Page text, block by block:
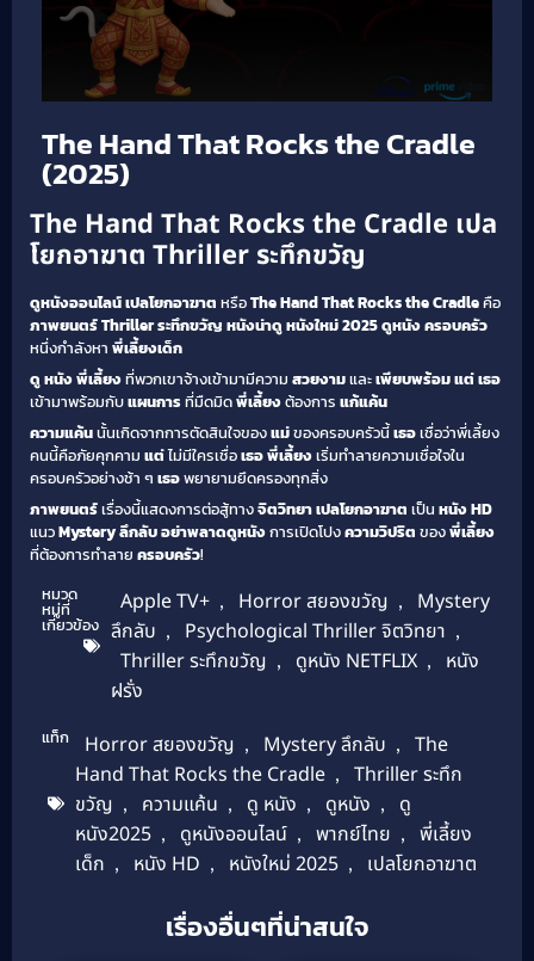
The Hand That Rocks the Cradle
(2025)
The Hand That Rocks the Cradle เปล
โยกอาฆาต Thriller ระทึกขวัญ
ดูหนังออนไลน์ เปลโยกอาฆาต หรือThe Hand That Rocks the Cradleคือ
ภาพยนตร์Thriller ระทึกขวัญ หนังน่าดูหนังใหม่ 2025ดูหนังครอบครัว
หนึ่งกำลังหา พี่เลี้ยงเด็ก
ดู หนังพี่เลี้ยงที่พวกเขาจ้างเข้ามามีความ สวยงามและเพียบพร้อมแต่เธอ
เข้ามาพร้อมกับแผนการที่มืดมิดพี่เลี้ยงต้องการ แก้แค้น
ความแค้นนั้นเกิดจากการตัดสินใจของแม่ของครอบครัวนี้เธอเชื่อว่าพี่เลี้ยง
คนนี้คือภัยคุกคาม แต่ไม่มีใครเชื่อเธอพี่เลี้ยงเริ่มทำลายความเชื่อใจใน
ครอบครัวอย่างช้า ๆ เธอพยายามยึดครองทุกสิ่ง
ภาพยนตร์เรื่องนี้แสดงการต่อสู้ทางจิตวิทยาเปลโยกอาฆาต เป็น หนัง HD
แนวMystery ลึกลับอย่าพลาดดูหนังการเปิดโปงความวิปริต ของพี่เลี้ยง
ที่ต้องการทำลาย ครอบครัว!
หมวด
หมู่ที่
เกี่ยวข้อง
Apple TV+ , Horror สยองขวัญ ,
Mystery
ลึกลับ , Psychological Thriller จิตวิทยา ,
Thriller ระทึกขวัญ , ดูหนัง NETFLIX ,
หนัง
ฝรั่ง
แท็ก Horror สยองขวัญ , Mystery ลึกลับ ,
The
Hand That Rocks the Cradle ,
Thriller ระทึก
ขวัญ , ความแค้น , ดู หนัง , ดูหนัง ,
ดู
หนัง2025 , ดูหนังออนไลน์ , พากย์ไทย ,
พี่เลี้ยง
เด็ก , หนัง HD , หนังใหม่ 2025 , เปลโยกอาฆาต
เรื่องอื่นๆที่น่าสนใจ